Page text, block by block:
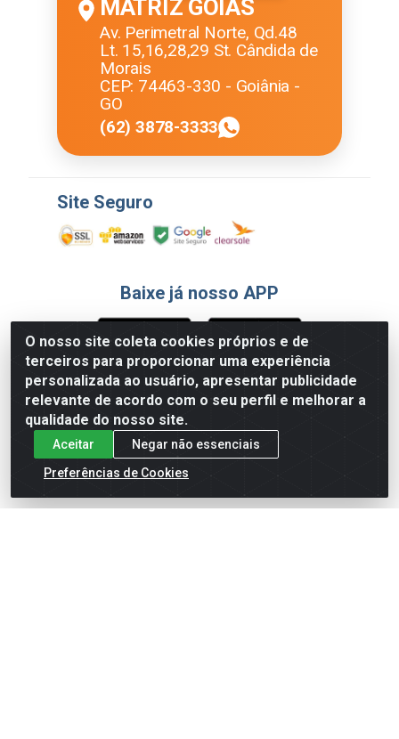
O nosso site coleta cookies próprios e de
terceiros para proporcionar uma experiência
personalizada ao usuário, apresentar publicidade
relevante de acordo com o seu perfil e melhorar a
qualidade do nosso site.
Aceitar
Negar não essenciais
Preferências de Cookies
MATRIZ GOIÁS
Av. Perimetral Norte, Qd.48
Lt. 15,16,28,29 St. Cândida de
Morais
CEP: 74463-330 - Goiânia -
GO
(62) 3878-3333
Site Seguro
Baixe já nosso APP
Formas de Pagamento